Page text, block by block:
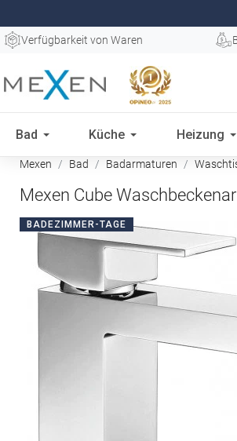
Verfügbarkeit von Waren
Bad Küche Heizung
Mexen Bad Badarmaturen
Mexen Cube
BADEZIMMER-TAGE